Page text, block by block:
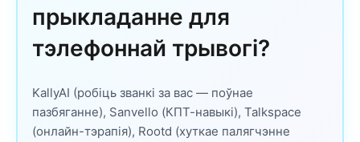
прыкладанне для
тэлефоннай трывогі?
KallyAI (робіць званкі за вас — поўнае
пазбяганне), Sanvello (КПТ-навыкі), Talkspace
(онлайн-тэрапія), Rootd (хуткае палягчэнне